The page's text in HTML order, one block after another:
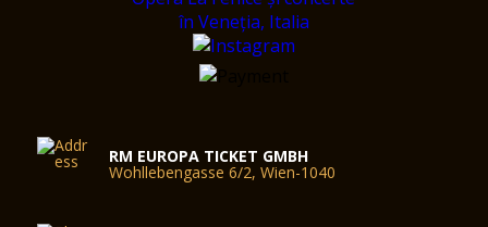
RM EUROPA TICKET GMBH
Wohllebengasse 6/2, Wien-1040